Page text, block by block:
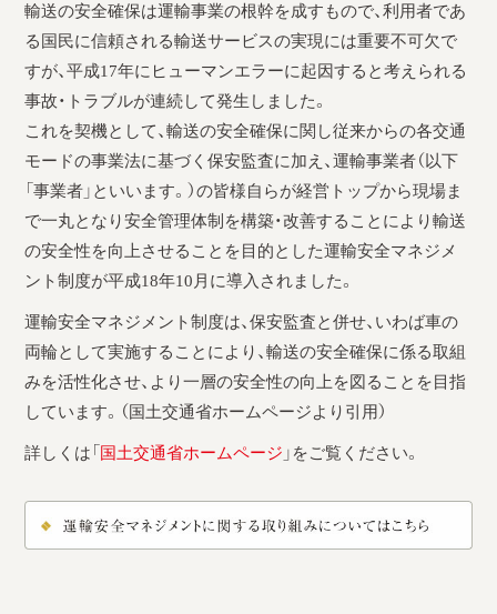
輸送の安全確保は運輸事業の根幹を成すもので、利用者であ
る国民に信頼される輸送サービスの実現には重要不可欠で
すが、平成17年にヒューマンエラーに起因すると考えられる
事故・トラブルが連続して発生しました。
これを契機として、輸送の安全確保に関し従来からの各交通
モードの事業法に基づく保安監査に加え、運輸事業者（以下
「事業者」といいます。）の皆様自らが経営トップから現場ま
で一丸となり安全管理体制を構築・改善することにより輸送
の安全性を向上させることを目的とした運輸安全マネジメ
ント制度が平成18年10月に導入されました。
運輸安全マネジメント制度は、保安監査と併せ、いわば車の
両輪として実施することにより、輸送の安全確保に係る取組
みを活性化させ、より一層の安全性の向上を図ることを目指
しています。（国土交通省ホームページより引用）
詳しくは「 国土交通省ホームページ 」をご覧ください。